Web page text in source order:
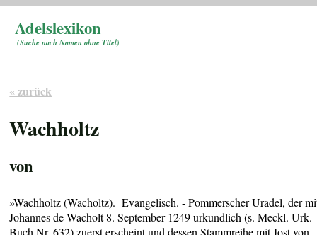
Adelslexikon
(Suche nach Namen ohne Titel)
« zurück
Wachholtz
von
»Wachholtz (Wacholtz). Evangelisch. - Pommerscher Uradel, der
Johannes de Wacholt 8. September 1249 urkundlich (s. Meckl. Urk.-
Buch Nr. 632) zuerst erscheint und dessen Stammreihe mit Jost von